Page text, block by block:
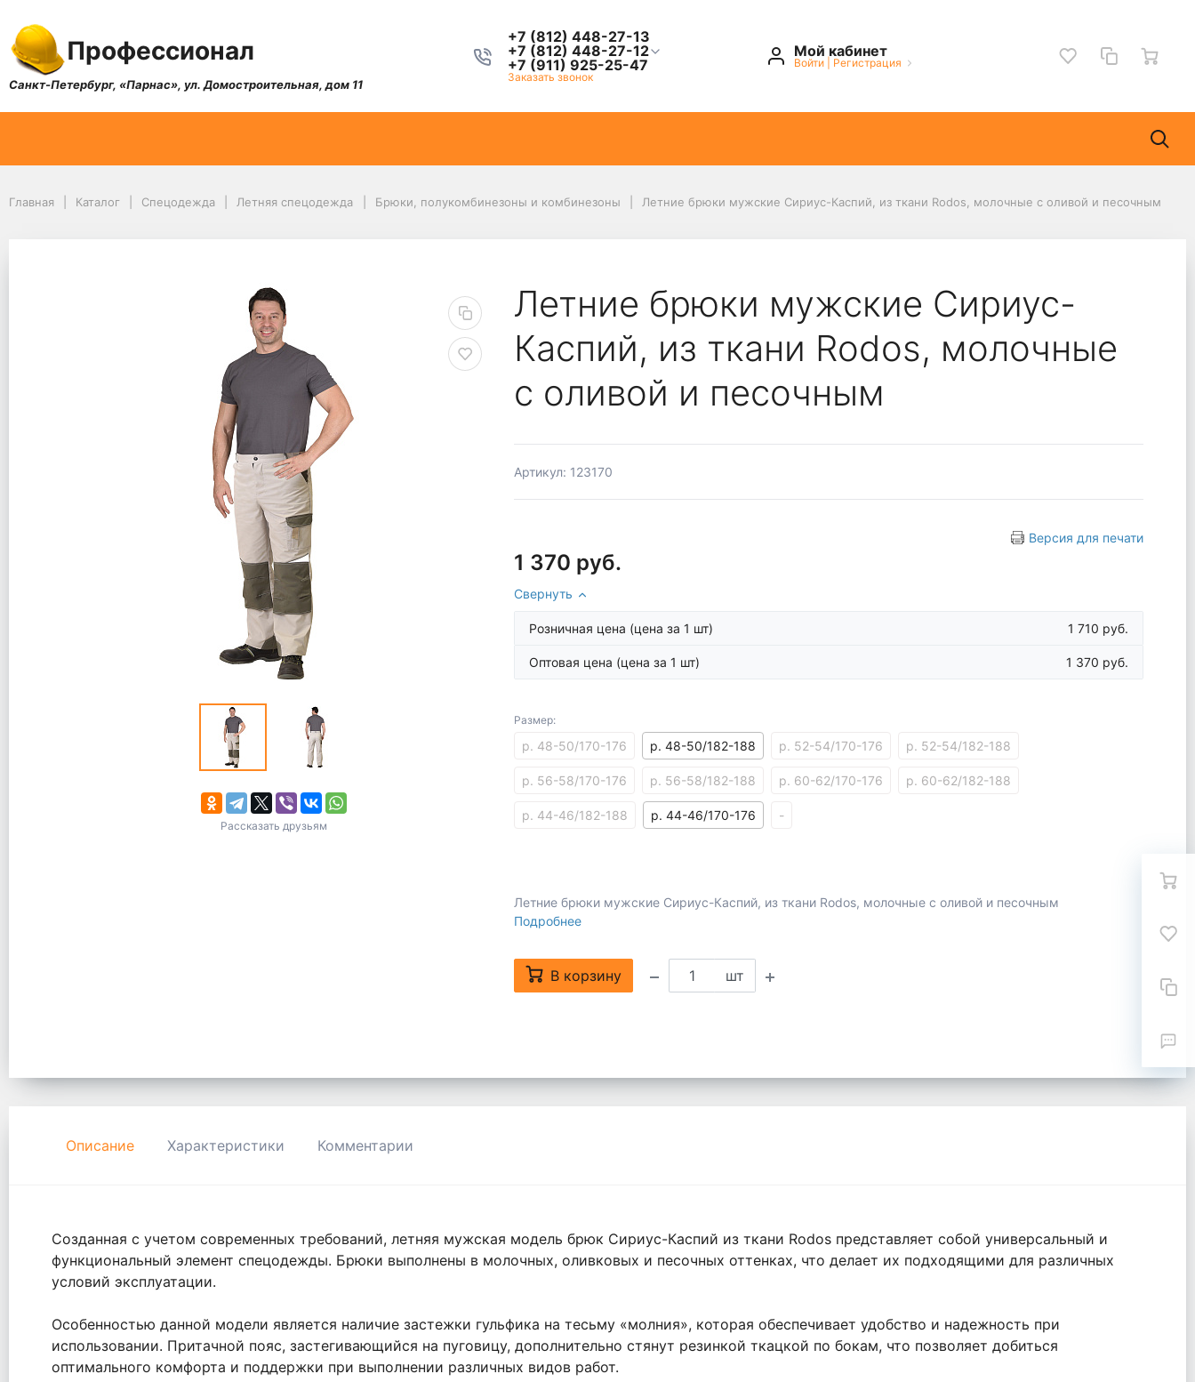
Профессионал
Санкт-Петербург, «Парнас», ул. Домостроительная, дом 11
+7 (812) 448-27-13
+7 (812) 448-27-12
+7 (911) 925-25-47
Заказать звонок
Мой кабинет
Войти Регистрация
Главная Каталог Спецодежда Летняя спецодежда Брюки, полукомбинезоны и комбинезоны Летние брюки мужские Сириус-Каспий, из ткани Rodos, молочные с оливой и песочным
Рассказать друзьям
Летние брюки мужские Сириус-
Каспий, из ткани Rodos, молочные
с оливой и песочным
Артикул: 123170
Версия для печати
1 370 руб.
Свернуть
Розничная цена (цена за 1 шт) 1 710 руб.
Оптовая цена (цена за 1 шт) 1 370 руб.
Размер:
р. 48-50/170-176 р. 48-50/182-188 р. 52-54/170-176 р. 52-54/182-188
р. 56-58/170-176 р. 56-58/182-188 р. 60-62/170-176 р. 60-62/182-188
р. 44-46/182-188 р. 44-46/170-176 -
Летние брюки мужские Сириус-Каспий, из ткани Rodos, молочные с оливой и песочным
Подробнее
В корзину шт
Описание Характеристики Комментарии
Созданная с учетом современных требований, летняя мужская модель брюк Сириус-Каспий из ткани Rodos представляет собой универсальный и
функциональный элемент спецодежды. Брюки выполнены в молочных, оливковых и песочных оттенках, что делает их подходящими для различных
условий эксплуатации.
Особенностью данной модели является наличие застежки гульфика на тесьму «молния», которая обеспечивает удобство и надежность при
использовании. Притачной пояс, застегивающийся на пуговицу, дополнительно стянут резинкой ткацкой по бокам, что позволяет добиться
оптимального комфорта и поддержки при выполнении различных видов работ.